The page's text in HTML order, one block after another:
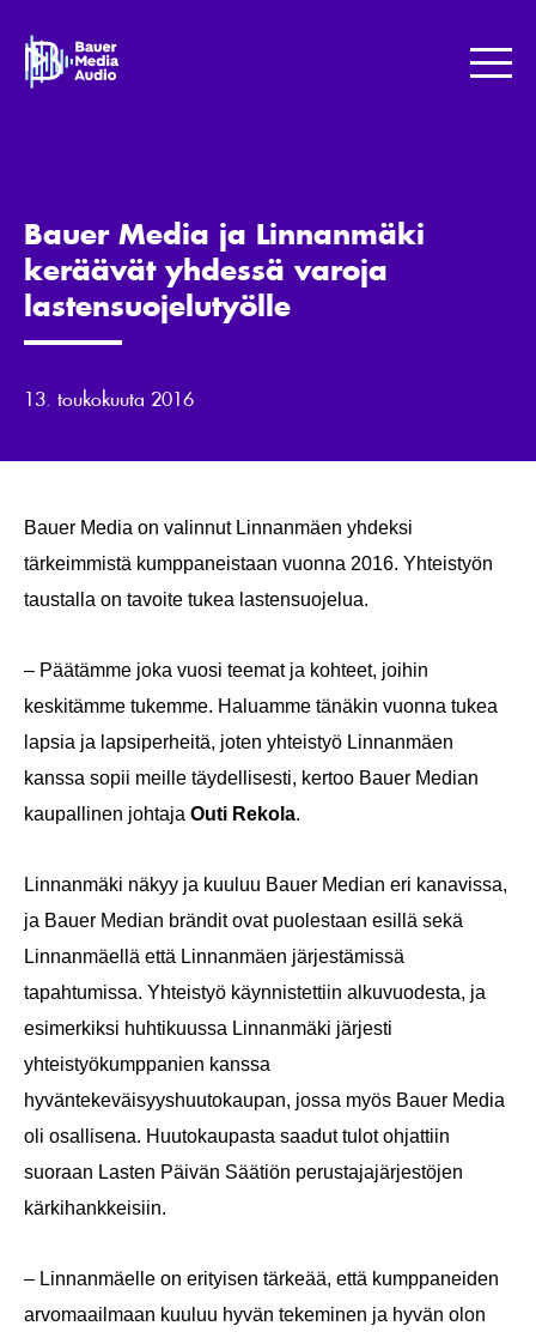
content
Bauer
Media
Bauer Media ja Linnanmäki
keräävät yhdessä varoja
lastensuojelutyölle
13. toukokuuta 2016
Bauer Media on valinnut Linnanmäen yhdeksi
tärkeimmistä kumppaneistaan vuonna 2016. Yhteistyön
taustalla on tavoite tukea lastensuojelua.
– Päätämme joka vuosi teemat ja kohteet, joihin
keskitämme tukemme. Haluamme tänäkin vuonna tukea
lapsia ja lapsiperheitä, joten yhteistyö Linnanmäen
kanssa sopii meille täydellisesti, kertoo Bauer Median
kaupallinen johtaja Outi Rekola.
Linnanmäki näkyy ja kuuluu Bauer Median eri kanavissa,
ja Bauer Median brändit ovat puolestaan esillä sekä
Linnanmäellä että Linnanmäen järjestämissä
tapahtumissa. Yhteistyö käynnistettiin alkuvuodesta, ja
esimerkiksi huhtikuussa Linnanmäki järjesti
yhteistyökumppanien kanssa
hyväntekeväisyyshuutokaupan, jossa myös Bauer Media
oli osallisena. Huutokaupasta saadut tulot ohjattiin
suoraan Lasten Päivän Säätiön perustajajärjestöjen
kärkihankkeisiin.
– Linnanmäelle on erityisen tärkeää, että kumppaneiden
arvomaailmaan kuuluu hyvän tekeminen ja hyvän olon